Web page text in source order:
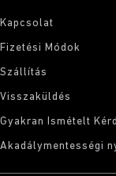
Kapcsolat
Fizetési Módok
Szállítás
Visszaküldés
Gyakran Ismételt
Akadálymentességi